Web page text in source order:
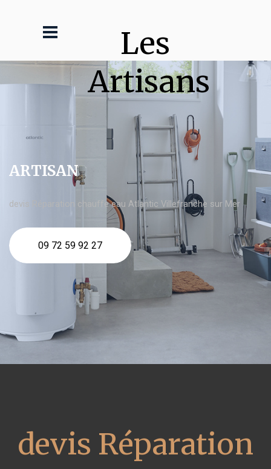
Les
Artisans
ARTISAN
devis Réparation chauffe eau Atlantic Villefranche sur Mer
09 72 59 92 27
devis Réparation